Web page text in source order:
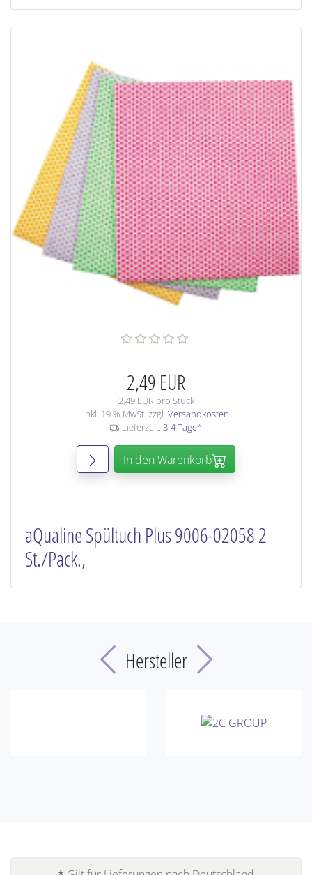
2,49 EUR
2,49 EUR pro Stück
inkl. 19 % MwSt. zzgl. Versandkosten
Lieferzeit: 3-4 Tage*
In den Warenkorb
aQualine Spültuch Plus 9006-02058 2
St./Pack.,
Previous
Hersteller